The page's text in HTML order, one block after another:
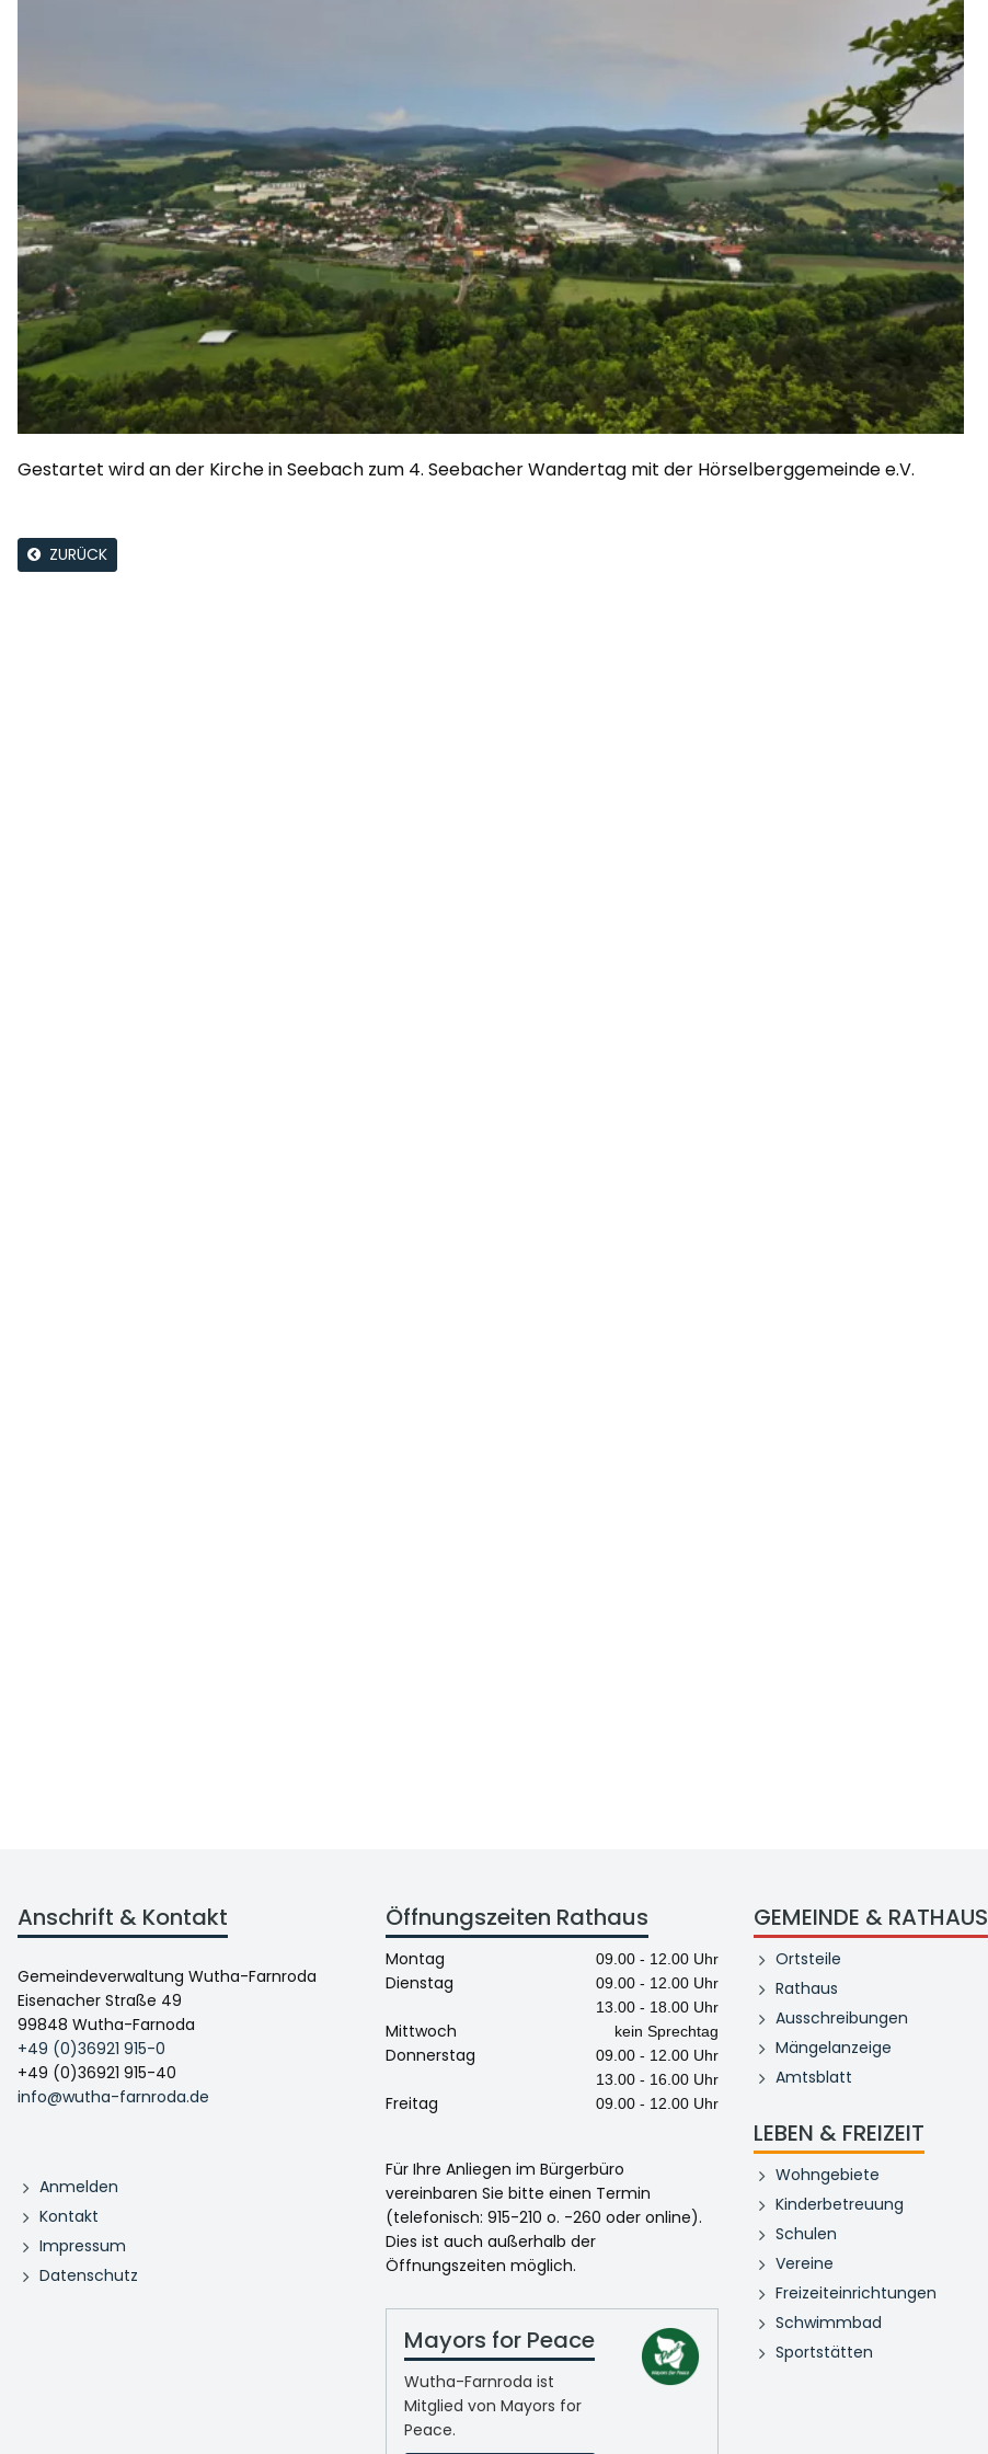
Gestartet wird an der Kirche in Seebach zum 4. Seebacher Wandertag mit der Hörselberggemeinde e.V.
ZURÜCK
Anschrift & Kontakt
Gemeindeverwaltung Wutha-Farnroda
Eisenacher Straße 49
99848 Wutha-Farnoda
+49 (0)36921 915-0
+49 (0)36921 915-40
info@wutha-farnroda.de
Anmelden
Kontakt
Impressum
Datenschutz
Öffnungszeiten Rathaus
Montag 09.00 - 12.00 Uhr
Dienstag
09.00 - 12.00 Uhr
13.00 - 18.00 Uhr
Mittwoch kein Sprechtag
Donnerstag
09.00 - 12.00 Uhr
13.00 - 16.00 Uhr
Freitag 09.00 - 12.00 Uhr
Für Ihre Anliegen im Bürgerbüro
vereinbaren Sie bitte einen Termin
(telefonisch: 915-210 o. -260 oder online).
Dies ist auch außerhalb der
Öffnungszeiten möglich.
Mayors for Peace
Wutha-Farnroda ist
Mitglied von Mayors for
Peace.
GEMEINDE & RATHAUS
Ortsteile
Rathaus
Ausschreibungen
Mängelanzeige
Amtsblatt
LEBEN & FREIZEIT
Wohngebiete
Kinderbetreuung
Schulen
Vereine
Freizeiteinrichtungen
Schwimmbad
Sportstätten